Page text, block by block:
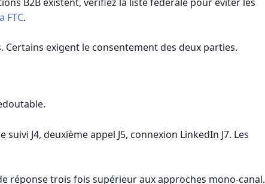
FTC.
Certains exigent le consentement des deux parties.
J4, deuxième appel J5, connexion LinkedIn J7. Les
réponse trois fois supérieur aux approches mono-canal.